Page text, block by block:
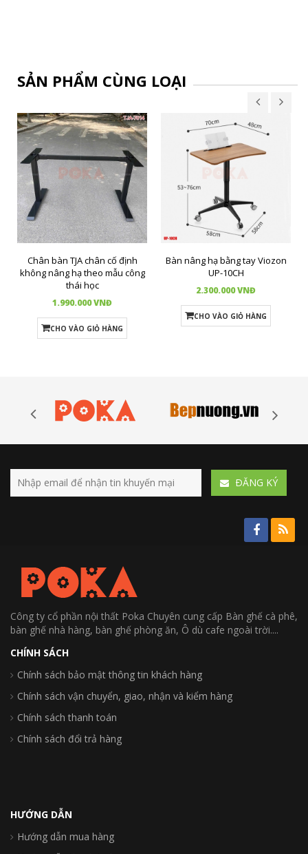
SẢN PHẨM CÙNG LOẠI
Chân bàn TJA chân cố định
không nâng hạ theo mẫu công
thái học
1.990.000 VNĐ
CHO VÀO GIỎ HÀNG
Bàn nâng hạ bằng tay Viozon
UP-10CH
2.300.000 VNĐ
CHO VÀO GIỎ HÀNG
ÐĂNG KÝ
Công ty cổ phần nội thất Poka Chuyên cung cấp Bàn ghế cà phê,
bàn ghế nhà hàng, bàn ghế phòng ăn, Ô dù cafe ngoài trời....
CHÍNH SÁCH
Chính sách bảo mật thông tin khách hàng
Chính sách vận chuyển, giao, nhận và kiểm hàng
Chính sách thanh toán
Chính sách đổi trả hàng
HƯỚNG DẪN
Hướng dẫn mua hàng